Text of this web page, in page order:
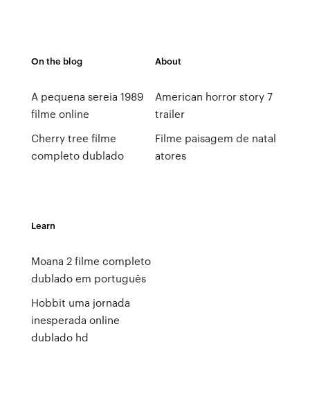
On the blog
A pequena sereia 1989
filme online
Cherry tree filme
completo dublado
About
American horror story 7
trailer
Filme paisagem de natal
atores
Learn
Moana 2 filme completo
dublado em português
Hobbit uma jornada
inesperada online
dublado hd